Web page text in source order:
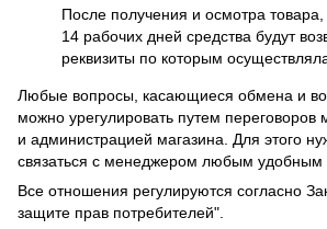
После получения и осмотра товара,
14 рабочих дней средства будут
реквизиты по которым
Любые вопросы, касающиеся обмена и
можно урегулировать путем переговоров
и администрацией магазина. Для этого
связаться с менеджером любым удобным
Все отношения регулируются согласно
защите прав потребителей".